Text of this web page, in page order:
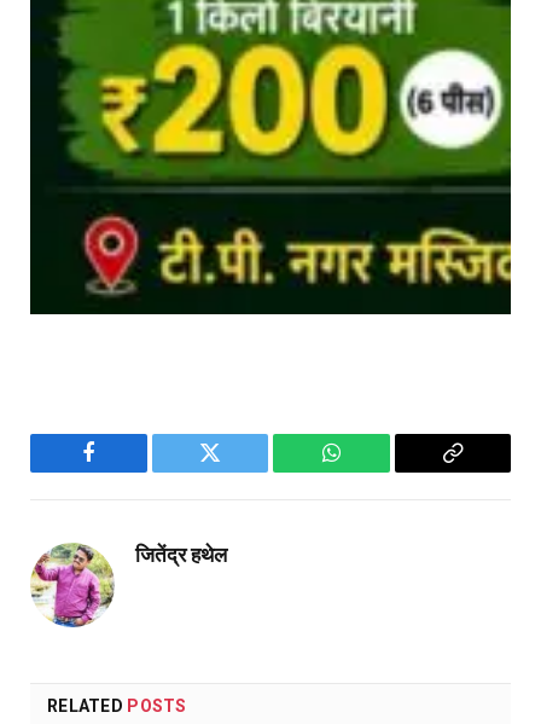
Facebook Twitter WhatsApp
Copy
जितेंद्र हथेल
RELATED POSTS